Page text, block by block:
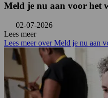
Meld je nu aan voor het
02-07-2026
Lees meer
Lees meer over Meld je nu aan